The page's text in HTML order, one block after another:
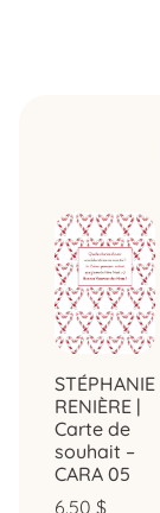
STÉPHANIE
RENIÈRE |
Carte de
souhait –
CARA 05
6.50 $